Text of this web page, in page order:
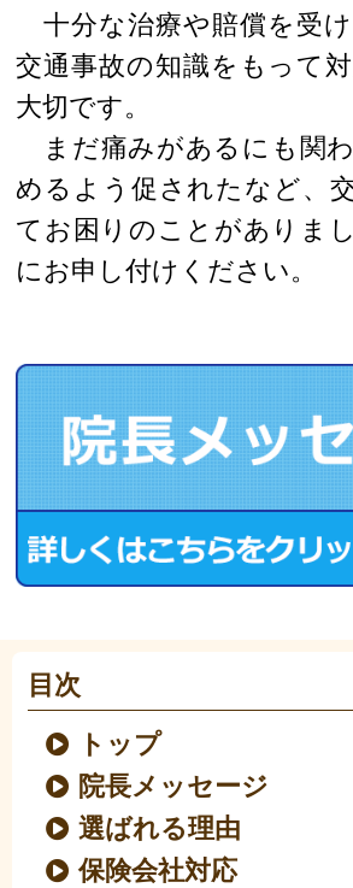
十分な治療や賠償を受け
交通事故の知識をもって
大切です。
まだ痛みがあるにも関
めるよう促されたなど、
てお困りのことがありま
にお申し付けください。
目次
トップ
院長メッセージ
選ばれる理由
保険会社対応